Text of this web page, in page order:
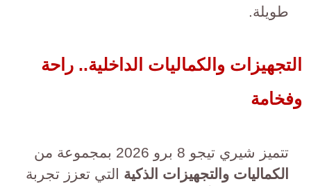
طويلة.
التجهيزات والكماليات الداخلية.. راحة
وفخامة
تتميز شيري تيجو 8 برو 2026 بمجموعة من
الكماليات والتجهيزات الذكية التي تعزز تجربة